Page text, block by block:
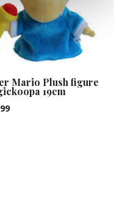
Mario Plush figure
19cm